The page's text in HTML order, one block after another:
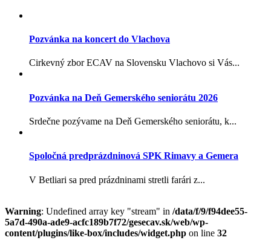
Pozvánka na koncert do Vlachova
Cirkevný zbor ECAV na Slovensku Vlachovo si Vás...
Pozvánka na Deň Gemerského seniorátu 2026
Srdečne pozývame na Deň Gemerského seniorátu, k...
Spoločná predprázdninová SPK Rimavy a Gemera
V Betliari sa pred prázdninami stretli farári z...
Warning: Undefined array key "stream" in /data/f/9/f94dee55-
5a7d-490a-ade9-acfc189b7f72/gesecav.sk/web/wp-
content/plugins/like-box/includes/widget.php on line 32